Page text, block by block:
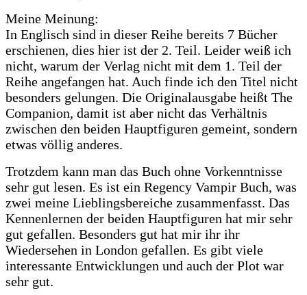
Meine Meinung:
In Englisch sind in dieser Reihe bereits 7 Bücher
erschienen, dies hier ist der 2. Teil. Leider weiß ich
nicht, warum der Verlag nicht mit dem 1. Teil der
Reihe angefangen hat. Auch finde ich den Titel nicht
besonders gelungen. Die Originalausgabe heißt The
Companion, damit ist aber nicht das Verhältnis
zwischen den beiden Hauptfiguren gemeint, sondern
etwas völlig anderes.
Trotzdem kann man das Buch ohne Vorkenntnisse
sehr gut lesen. Es ist ein Regency Vampir Buch, was
zwei meine Lieblingsbereiche zusammenfasst. Das
Kennenlernen der beiden Hauptfiguren hat mir sehr
gut gefallen. Besonders gut hat mir ihr ihr
Wiedersehen in London gefallen. Es gibt viele
interessante Entwicklungen und auch der Plot war
sehr gut.